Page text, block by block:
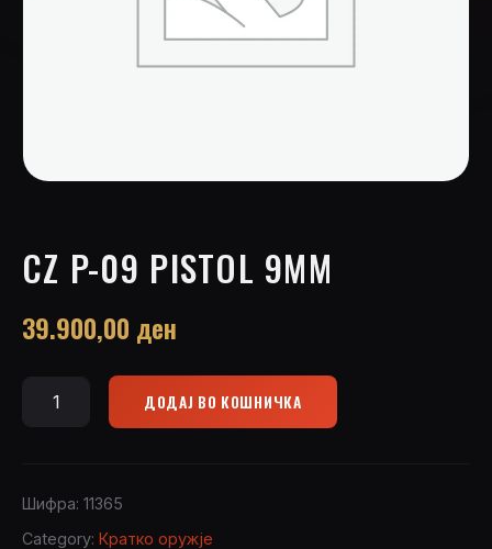
CZ P-09 PISTOL 9MM
39.900,00 ден
pistol
9mm
ДОДАЈ ВО КОШНИЧКА
Шифра: 11365
Category: Кратко оружје